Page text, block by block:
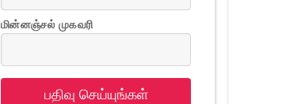
மின்னஞ்சல் முகவரி
பதிவு செய்யுங்கள்